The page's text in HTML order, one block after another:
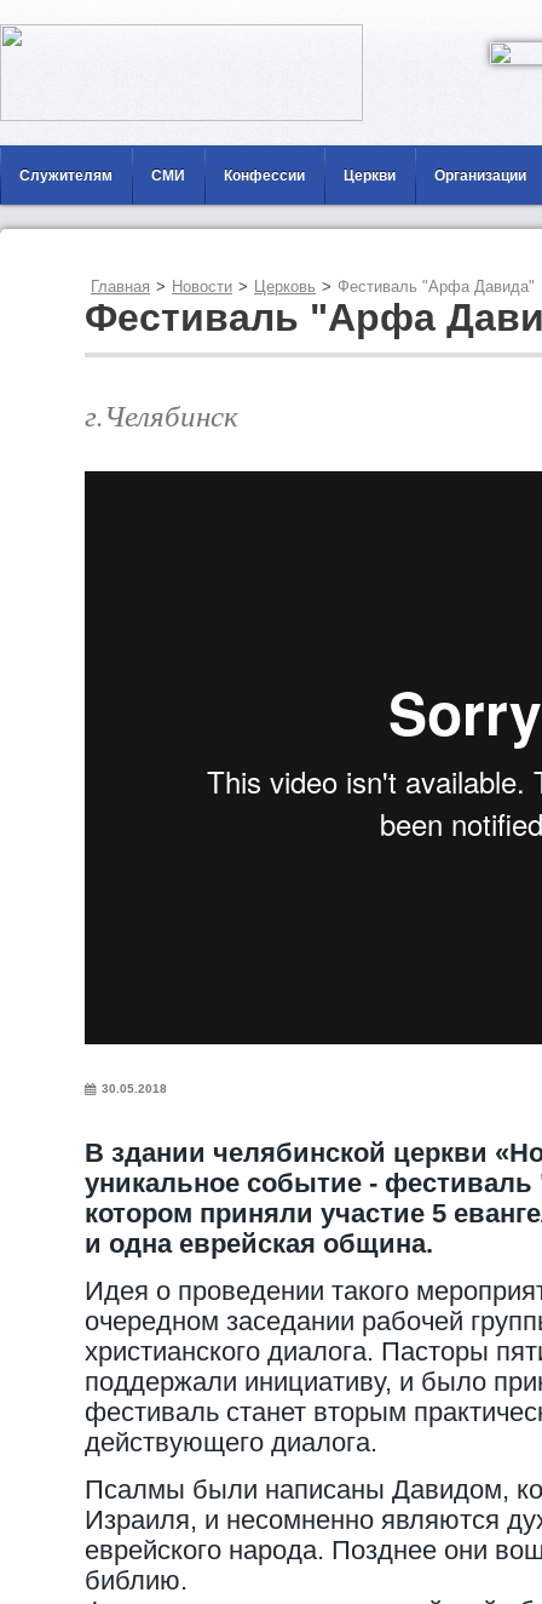
Служителям СМИ Конфессии Церкви Организации
Главная > Новости > Церковь > Фестиваль "Арфа Давида"
Фестиваль "Арфа
г.Челябинск
30.05.2018
В здании челябинской церкви
уникальное событие -
котором приняли участие 5
и одна еврейская община.
Идея о проведении такого
очередном заседании рабочей
христианского диалога. Пасторы
поддержали инициативу, и было
фестиваль станет вторым
действующего диалога.
Псалмы были написаны Давидом,
Израиля, и несомненно являются
еврейского народа. Позднее они
библию.